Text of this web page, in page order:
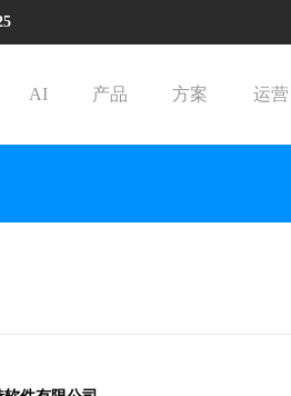
AI 产品 方案 运营